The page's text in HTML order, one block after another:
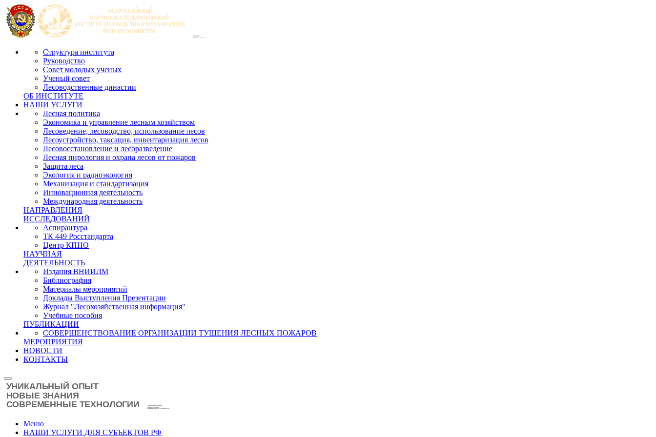
Структура института
Руководство
Совет молодых ученых
Ученый совет
Лесоводственные династии
ОБ ИНСТИТУТЕ
НАШИ УСЛУГИ
Лесная политика
Экономика и управление лесным хозяйством
Лесоведение, лесоводство, использование лесов
Лесоустройство, таксация, инвентаризация лесов
Лесовосстановление и лесоразведение
Лесная пирология и охрана лесов от пожаров
Защита леса
Экология и радиоэкология
Механизация и стандартизация
Инновационная деятельность
Международная деятельность
НАПРАВЛЕНИЯ
ИССЛЕДОВАНИЙ
Аспирантура
ТК 449 Росстандарта
Центр КПНО
НАУЧНАЯ
ДЕЯТЕЛЬНОСТЬ
Издания ВНИИЛМ
Библиография
Материалы мероприятий
Доклады Выступления Презентации
Журнал "Лесохозяйственная информация"
Учебные пособия
ПУБЛИКАЦИИ
СОВЕРШЕНСТВОВАНИЕ ОРГАНИЗАЦИИ ТУШЕНИЯ ЛЕСНЫХ ПОЖАРОВ
МЕРОПРИЯТИЯ
НОВОСТИ
КОНТАКТЫ
Меню
НАШИ УСЛУГИ ДЛЯ СУБЪЕКТОВ РФ